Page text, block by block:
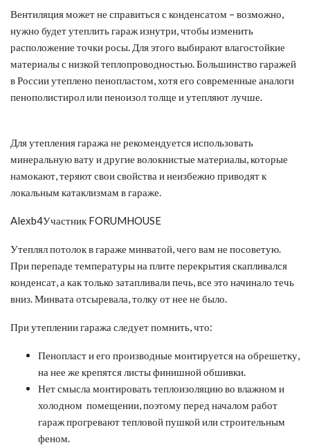
Вентиляция может не справиться с конденсатом – возможно,
нужно будет утеплить гараж изнутри, чтобы изменить
расположение точки росы. Для этого выбирают влагостойкие
материалы с низкой теплопроводностью. Большинство гаражей
в России утеплено пенопластом, хотя его современные аналоги
пенополистирол или пеноизол толще и утепляют лучше.
Для утепления гаража не рекомендуется использовать
минеральную вату и другие волокнистые материалы, которые
намокают, теряют свои свойства и неизбежно приводят к
локальным катаклизмам в гараже.
Alexb4Участник FORUMHOUSE
Утеплял потолок в гараже минватой, чего вам не посоветую.
При перепаде температуры на плите перекрытия скапливался
конденсат, а как только затапливали печь, все это начинало течь
вниз. Минвата отсыревала, толку от нее не было.
При утеплении гаража следует помнить, что:
Пенопласт и его производные монтируется на обрешетку,
на нее же крепятся листы финишной обшивки.
Нет смысла монтировать теплоизоляцию во влажном и
холодном помещении, поэтому перед началом работ
гараж прогревают тепловой пушкой или строительным
феном.